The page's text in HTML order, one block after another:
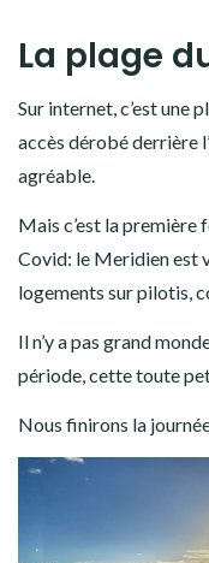
La plage
Sur internet, c’est une
accès dérobé derrière
agréable.
Mais c’est la première
Covid: le Meridien est
logements sur pilotis,
Il n’y a pas grand
période, cette toute
Nous finirons la